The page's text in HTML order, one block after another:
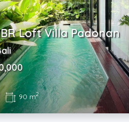
Loft Villa Padonan
90 m2